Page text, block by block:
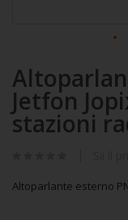
all'inizio
della
galleria
di
immagini
Jetfon
stazioni
Altoparlante esterno